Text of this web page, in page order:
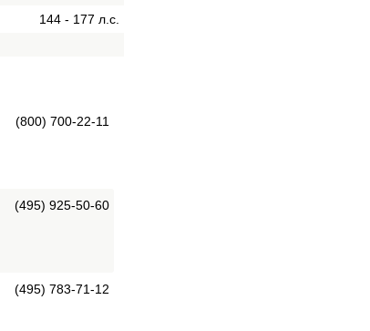
144 - 177 л.с.
(800) 700-22-11
(495) 925-50-60
(495) 783-71-12